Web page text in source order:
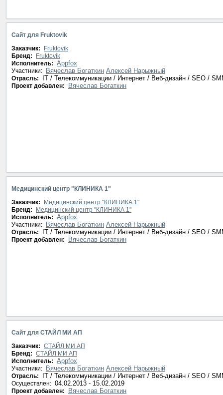
Сайт для Fruktovik
Заказчик:
Fruktovik
Бренд:
Fruktovik
Исполнитель: Appfox
Участники: Вячеслав Богаткин Алексей Нарыжный
Отрасль: IT / Телекоммуникации / Интернет / Веб-дизайн / SEO /
Проект добавлен: Вячеслав Богаткин
Медицинский центр "КЛИНИКА 1"
Заказчик:
Медицинский центр "КЛИНИКА 1"
Бренд:
Медицинский центр "КЛИНИКА 1"
Исполнитель: Appfox
Участники: Вячеслав Богаткин Алексей Нарыжный
Отрасль: IT / Телекоммуникации / Интернет / Веб-дизайн / SEO /
Проект добавлен: Вячеслав Богаткин
Сайт для СТАЙЛ МИ АП
Заказчик: СТАЙЛ МИ АП
Бренд: СТАЙЛ МИ АП
Исполнитель: Appfox
Участники: Вячеслав Богаткин Алексей Нарыжный
Отрасль: IT / Телекоммуникации / Интернет / Веб-дизайн / SEO /
Осуществлен: 04.02.2013 - 15.02.2019
Проект добавлен: Вячеслав Богаткин